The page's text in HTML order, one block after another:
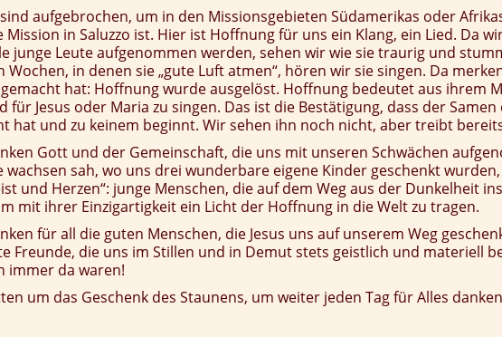
aufgebrochen, um in den Missionsgebieten Südamerikas oder
Mission in Saluzzo ist. Hier ist Hoffnung für uns ein Klang, ein Lied. Da
junge Leute aufgenommen werden, sehen wir wie sie traurig und
Wochen, in denen sie „gute Luft atmen“, hören wir sie singen. Da
gemacht hat: Hoffnung wurde ausgelöst. Hoffnung bedeutet aus ihrem
für Jesus oder Maria zu singen. Das ist die Bestätigung, dass der
hat und zu keinem beginnt. Wir sehen ihn noch nicht, aber treibt
Gott und der Gemeinschaft, die uns mit unseren Schwächen
wachsen sah, wo uns drei wunderbare eigene Kinder geschenkt
und Herzen“: junge Menschen, die auf dem Weg aus der Dunkelheit
mit ihrer Einzigartigkeit ein Licht der Hoffnung in die Welt zu tragen.
für all die guten Menschen, die Jesus uns auf unserem Weg
Freunde, die uns im Stillen und in Demut stets geistlich und materiell
immer da waren!
um das Geschenk des Staunens, um weiter jeden Tag für Alles